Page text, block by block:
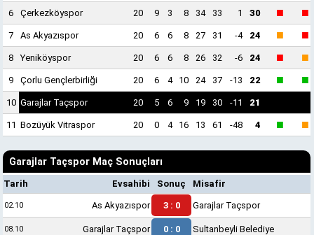
6 Çerkezköyspor 20 9 3 8 34 33 1 30 ■ ■
7 As Akyazıspor 20 6 6 8 27 31 -4 24 ■ ■
8 Yeniköyspor 20 6 6 8 26 32 -6 24 ■ ■
9 Çorlu Gençlerbirliği 20 6 4 10 24 37 -13 22 ■ ■
10 Garajlar Taçspor 20 5 6 9 19 30 -11 21
11 Bozüyük Vitraspor 20 0 4 16 13 61 -48 4 ■ ■
Garajlar Taçspor Maç Sonuçları
Tarih Evsahibi Sonuç Misafir
02.10 As Akyazıspor 3 : 0 Garajlar Taçspor
08.10 Garajlar Taçspor 0 : 0 Sultanbeyli Belediye